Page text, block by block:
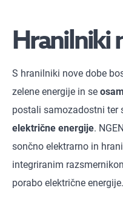
Hranilniki
S hranilniki nove dobe
zelene energije in se
postali samozadostni ter
električne energije.
sončno elektrarno in
integriranim
porabo električne energije.